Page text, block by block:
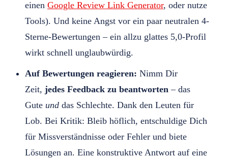
einen Google Review Link Generator, oder nutze
Tools). Und keine Angst vor ein paar neutralen 4-
Sterne-Bewertungen – ein allzu glattes 5,0-Profil
wirkt schnell unglaubwürdig.
Auf Bewertungen reagieren: Nimm Dir
Zeit, jedes Feedback zu beantworten – das
Gute und das Schlechte. Dank den Leuten für
Lob. Bei Kritik: Bleib höflich, entschuldige Dich
für Missverständnisse oder Fehler und biete
Lösungen an. Eine konstruktive Antwort auf eine